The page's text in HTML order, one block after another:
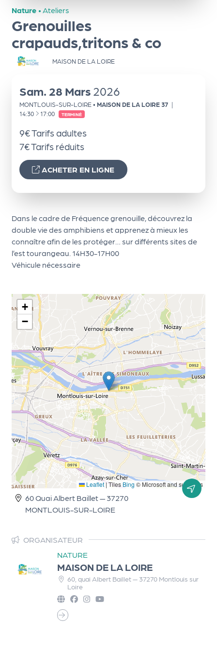
Nature • Ateliers
Grenouilles
crapauds,tritons & co
MAISON DE LA LOIRE
Sam. 28 Mars 2026
MONTLOUIS-SUR-LOIRE • MAISON DE LA LOIRE 37 |
14:30 À
17:00 TERMINÉ
9€ Tarifs adultes
7€ Tarifs réduits
ACHETER EN LIGNE
Dans le cadre de Fréquence grenouille, découvrez la
double vie des amphibiens et apprenez à mieux les
connaître afin de les protéger… sur différents sites de
l’est tourangeau. 14H30-17H00
Véhicule nécessaire
+
−
Leaflet | Tiles Bing © Microsoft and suppliers
60 Quai Albert Baillet — 37270
MONTLOUIS-SUR-LOIRE
ORGANISATEUR
NATURE
MAISON DE LA LOIRE
60, quai Albert Baillet — 37270 Montlouis sur
Loire
ns
PR
O
G!
O
G!
Ma
g
Sui
vr
le
PR
O
G!
os
se
rvi
ce
s
L
e
k
it
d
e
l'
o
a